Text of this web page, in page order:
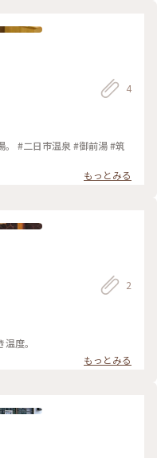
麦や、羽釜で炊いた数種
いのが残念……。 お風呂
時間を過ごすことができま
4
。 #二日市温泉 #御前湯 #筑
もっとみる
2
度。
もっとみる